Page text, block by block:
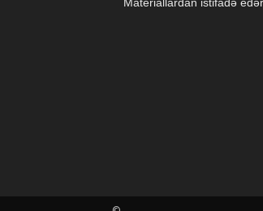
Materiallardan istifadə